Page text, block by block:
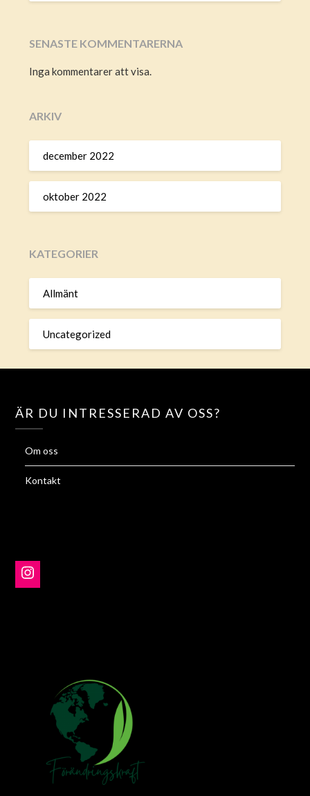
SENASTE KOMMENTARERNA
Inga kommentarer att visa.
ARKIV
december 2022
oktober 2022
KATEGORIER
Allmänt
Uncategorized
ÄR DU INTRESSERAD AV OSS?
Om oss
Kontakt